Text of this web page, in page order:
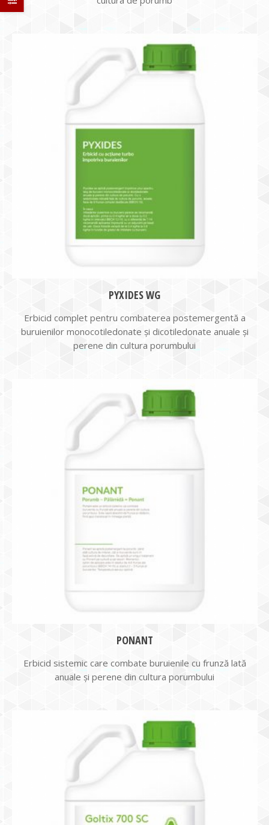
PYXIDES WG
Erbicid complet pentru combaterea postemergentă a
buruienilor monocotiledonate și dicotiledonate anuale și
perene din cultura porumbului
PONANT
Erbicid sistemic care combate buruienile cu frunză lată
anuale și perene din cultura porumbului